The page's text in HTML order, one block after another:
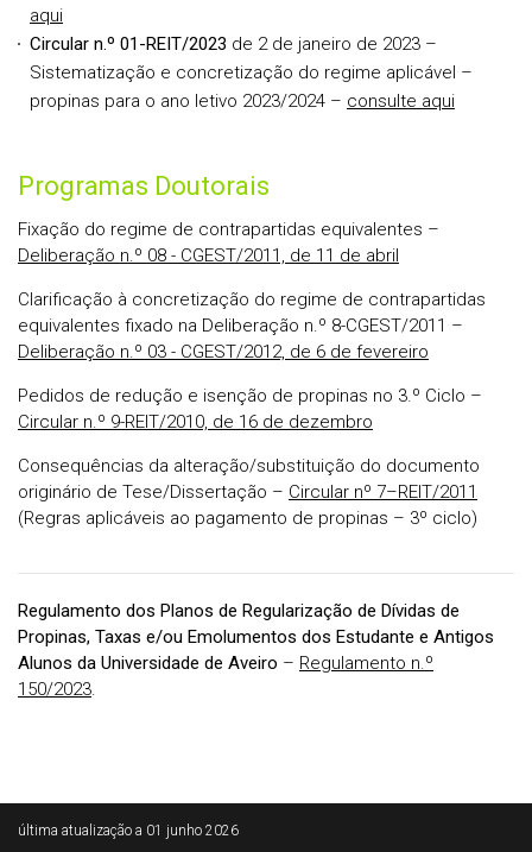
aqui
Circular n.º 01-REIT/2023 de 2 de janeiro de 2023 –
Sistematização e concretização do regime aplicável –
propinas para o ano letivo 2023/2024 – consulte aqui
Programas Doutorais
Fixação do regime de contrapartidas equivalentes –
Deliberação n.º 08 - CGEST/2011, de 11 de abril
Clarificação à concretização do regime de contrapartidas
equivalentes fixado na Deliberação n.º 8-CGEST/2011 –
Deliberação n.º 03 - CGEST/2012, de 6 de fevereiro
Pedidos de redução e isenção de propinas no 3.º Ciclo –
Circular n.º 9-REIT/2010, de 16 de dezembro
Consequências da alteração/substituição do documento
originário de Tese/Dissertação – Circular nº 7–REIT/2011
(Regras aplicáveis ao pagamento de propinas – 3º ciclo)
Regulamento dos Planos de Regularização de Dívidas de
Propinas, Taxas e/ou Emolumentos dos Estudante e Antigos
Alunos da Universidade de Aveiro – Regulamento n.º
150/2023.
última atualização a 01 junho 2026